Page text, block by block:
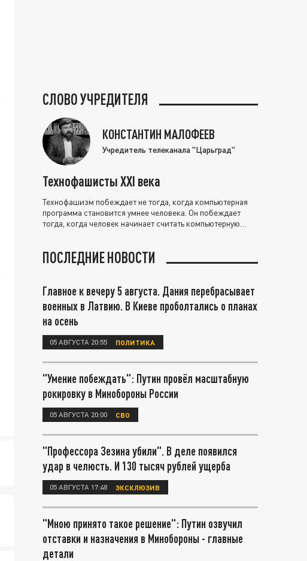
СЛОВО УЧРЕДИТЕЛЯ
КОНСТАНТИН МАЛОФЕЕВ
Учредитель телеканала "Царьград"
Технофашисты XXI века
Технофашизм побеждает не тогда, когда компьютерная
программа становится умнее человека. Он побеждает
тогда, когда человек начинает считать компьютерную
ПОСЛЕДНИЕ НОВОСТИ
Главное к вечеру 5 августа. Дания перебрасывает
военных в Латвию. В Киеве проболтались о планах
на осень
05 АВГУСТА 20:55 ПОЛИТИКА
"Умение побеждать": Путин провёл масштабную
рокировку в Минобороны России
05 АВГУСТА 20:00 СВО
"Профессора Зезина убили". В деле появился
удар в челюсть. И 130 тысяч рублей ущерба
05 АВГУСТА 17:48 ЭКСКЛЮЗИВ
"Мною принято такое решение": Путин озвучил
отставки и назначения в Минобороны - главные
детали